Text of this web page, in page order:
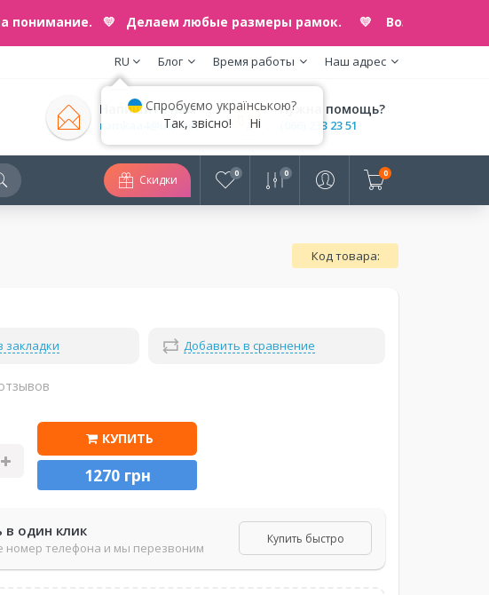
понимание. 💛 Делаем любые размеры рамок. 💛 Возможна
RU Блог Время работы Наш адрес
Нужна помощь?
(066) 233 23 51
Напишите нам
ramkaa4@ukr.net
Скидки 0 0 0
Код товара:
закладки Добавить в сравнение
КУПИТЬ
1270 грн
в один клик
номер телефона и мы перезвоним
Купить быстро
Спробуємо українською?
Так, звісно!
Ні